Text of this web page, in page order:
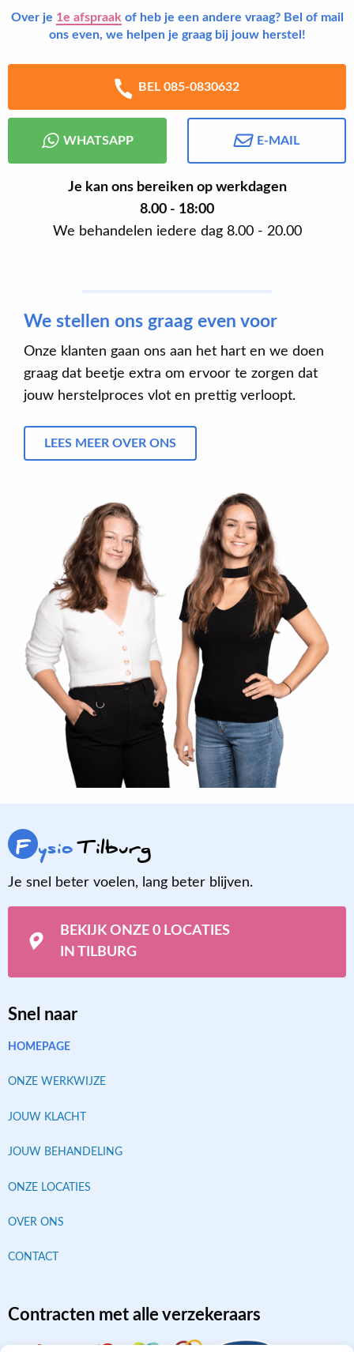
Over je 1e afspraakof heb je een andere vraag? Bel of mail
ons even, we helpen je graag bij jouw herstel!
BEL 085-0830632
WHATSAPP E-MAIL
Je kan ons bereiken op werkdagen
8.00 - 18:00
We behandelen iedere dag 8.00 - 20.00
We stellen ons graag even voor
Onze klanten gaan ons aan het hart en we doen
graag dat beetje extra om ervoor te zorgen dat
jouw herstelproces vlot en prettig verloopt.
LEES MEER OVER ONS
F ysioTilburg
Je snel beter voelen, lang beter blijven.
BEKIJK ONZE 0 LOCATIES
IN TILBURG
Snel naar
HOMEPAGE
ONZE WERKWIJZE
JOUW KLACHT
JOUW BEHANDELING
ONZE LOCATIES
OVER ONS
CONTACT
Contracten met alle verzekeraars